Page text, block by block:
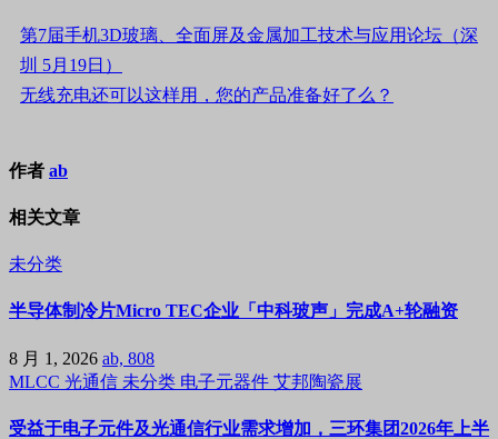
第7届手机3D玻璃、全面屏及金属加工技术与应用论坛（深
圳 5月19日）
无线充电还可以这样用，您的产品准备好了么？
作者 ab
相关文章
未分类
半导体制冷片Micro TEC企业「中科玻声」完成A+轮融资
8 月 1, 2026 ab, 808
MLCC 光通信 未分类 电子元器件 艾邦陶瓷展
受益于电子元件及光通信行业需求增加，三环集团2026年上半